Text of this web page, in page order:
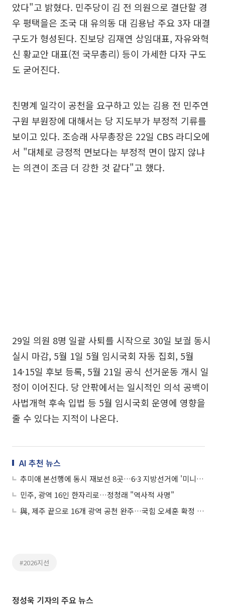
았다"고 밝혔다. 민주당이 김 전 의원으로 결단할 경
우 평택을은 조국 대 유의동 대 김용남 주요 3자 대결
구도가 형성된다. 진보당 김재연 상임대표, 자유와혁
신 황교안 대표(전 국무총리) 등이 가세한 다자 구도
도 굳어진다.
친명계 일각이 공천을 요구하고 있는 김용 전 민주연
구원 부원장에 대해서는 당 지도부가 부정적 기류를
보이고 있다. 조승래 사무총장은 22일 CBS 라디오에
서 "대체로 긍정적 면보다는 부정적 면이 많지 않냐
는 의견이 조금 더 강한 것 같다"고 했다.
29일 의원 8명 일괄 사퇴를 시작으로 30일 보궐 동시
실시 마감, 5월 1일 5월 임시국회 자동 집회, 5월
14·15일 후보 등록, 5월 21일 공식 선거운동 개시 일
정이 이어진다. 당 안팎에서는 일시적인 의석 공백이
사법개혁 후속 입법 등 5월 임시국회 운영에 영향을
줄 수 있다는 지적이 나온다.
AI 추천 뉴스
추미애 본선행에 동시 재보선 8곳…6·3 지방선거에 '미니 총선' 얹힌다
민주, 광역 16인 한자리로…정청래 "역사적 사명"
與, 제주 끝으로 16개 광역 공천 완주…국힘 오세훈 확정 '본선 대진표' 완성
#2026지선
정성욱 기자의 주요 뉴스